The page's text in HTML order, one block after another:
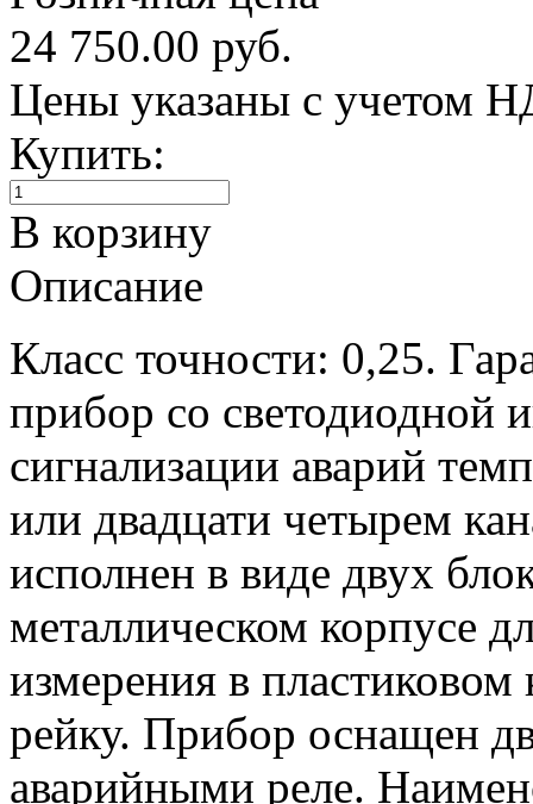
24 750.00 руб.
Цены указаны с учетом
Купить:
В корзину
Описание
Класс точности: 0,25.
прибор со светодиодной
сигнализации аварий
или двадцати четырем
исполнен в виде двух
металлическом корпусе
измерения в
рейку. Прибор оснащен
аварийными реле.